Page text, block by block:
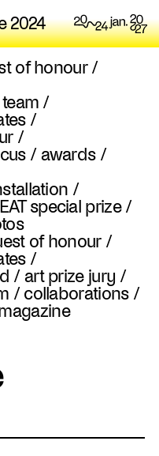
2024
of honour/
team /
/
/
/ awards/
/
special prize/
of honour/
/
/ art prize jury /
/ collaborations/